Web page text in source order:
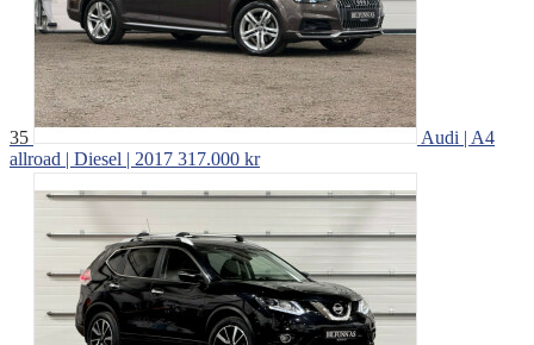
35
Audi | A4
allroad | Diesel | 2017 317.000 kr